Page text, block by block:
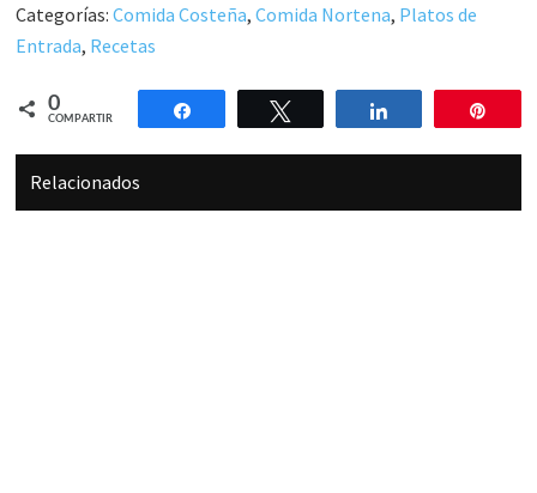
Categorías:Comida Costeña,Comida Nortena, Platos de
Entrada, Recetas
0
COMPARTIR
Compartir Compartir
Relacionados